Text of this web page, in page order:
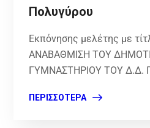
Πολυγύρου
Εκπόνησης μελέτης με
ΑΝΑΒΑΘΜΙΣΗ ΤΟΥ
ΓΥΜΝΑΣΤΗΡΙΟΥ ΤΟΥ Δ.Δ.
ΠΕΡΙΣΣΌΤΕΡΑ